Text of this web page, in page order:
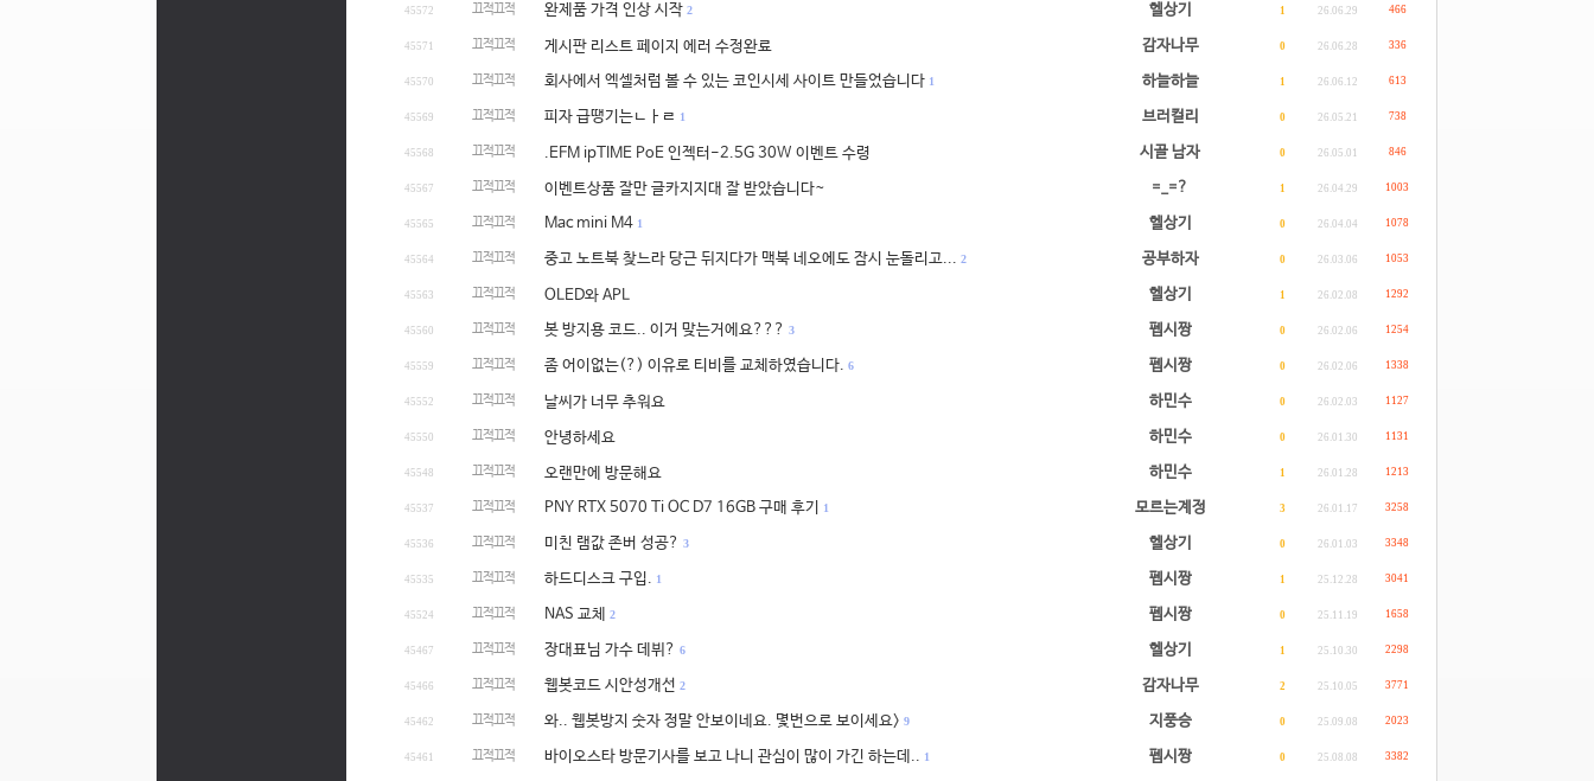
45572 끄적끄적 완제품 가격 인상 시작 2 헬상기 1 26.06.29 466
45571 끄적끄적 게시판 리스트 페이지 에러 수정완료 감자나무 0 26.06.28 336
45570 끄적끄적 회사에서 엑셀처럼 볼 수 있는 코인시세 사이트 만들었습니다 1 하늘하늘 1 26.06.12 613
45569 끄적끄적 피자 급땡기는ㄴㅏㄹ 1 브러컬리 0 26.05.21 738
45568 끄적끄적 .EFM ipTIME PoE 인젝터-2.5G 30W 이벤트 수령 시골 남자 0 26.05.01 846
45567 끄적끄적 이벤트상품 잘만 글카지지대 잘 받았습니다~ =_=? 1 26.04.29 1003
45565 끄적끄적 Mac mini M4 1 헬상기 0 26.04.04 1078
45564 끄적끄적 중고 노트북 찾느라 당근 뒤지다가 맥북 네오에도 잠시 눈돌리고... 2 공부하자 0 26.03.06 1053
45563 끄적끄적 OLED와 APL 헬상기 1 26.02.08 1292
45560 끄적끄적 봇 방지용 코드.. 이거 맞는거에요??? 3 펩시짱 0 26.02.06 1254
45559 끄적끄적 좀 어이없는(?) 이유로 티비를 교체하였습니다. 6 펩시짱 0 26.02.06 1338
45552 끄적끄적 날씨가 너무 추워요 하민수 0 26.02.03 1127
45550 끄적끄적 안녕하세요 하민수 0 26.01.30 1131
45548 끄적끄적 오랜만에 방문해요 하민수 1 26.01.28 1213
45537 끄적끄적 PNY RTX 5070 Ti OC D7 16GB 구매 후기 1 모르는계정 3 26.01.17 3258
45536 끄적끄적 미친 램값 존버 성공? 3 헬상기 0 26.01.03 3348
45535 끄적끄적 하드디스크 구입. 1 펩시짱 1 25.12.28 3041
45524 끄적끄적 NAS 교체 2 펩시짱 0 25.11.19 1658
45467 끄적끄적 장대표님 가수 데뷔? 6 헬상기 1 25.10.30 2298
45466 끄적끄적 웹봇코드 시안성개선 2 감자나무 2 25.10.05 3771
45462 끄적끄적 와.. 웹봇방지 숫자 정말 안보이네요. 몇번으로 보이세요> 9 지풍승 0 25.09.08 2023
45461 끄적끄적 바이오스타 방문기사를 보고 나니 관심이 많이 가긴 하는데.. 1 펩시짱 0 25.08.08 3382